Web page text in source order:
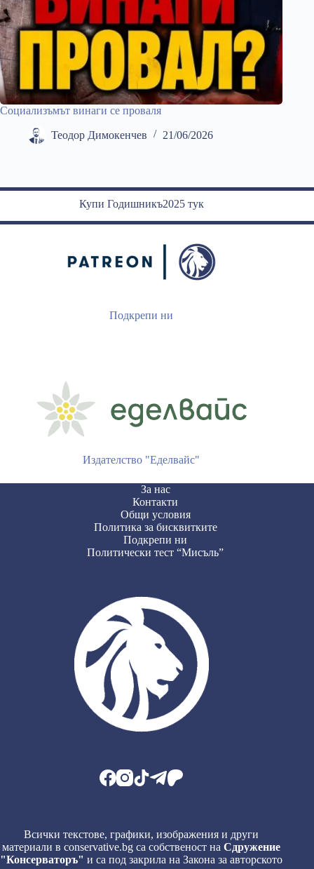
Социализъмът винаги се проваля
Теодор Димокенчев 21/06/2026
Купи Годишникъ2025 тук
Подкрепи ни
Издателство "Еделвайс"
За нас
Контакти
Общи условия
Политика за бисквитките
Подкрепи ни
Политически тест “Мисъль”
Всички текстове, графики, изображения и други
материали в conservative.bg са собственост наСдружение
"Консерваторъ" и са под закрила на Закона за авторското